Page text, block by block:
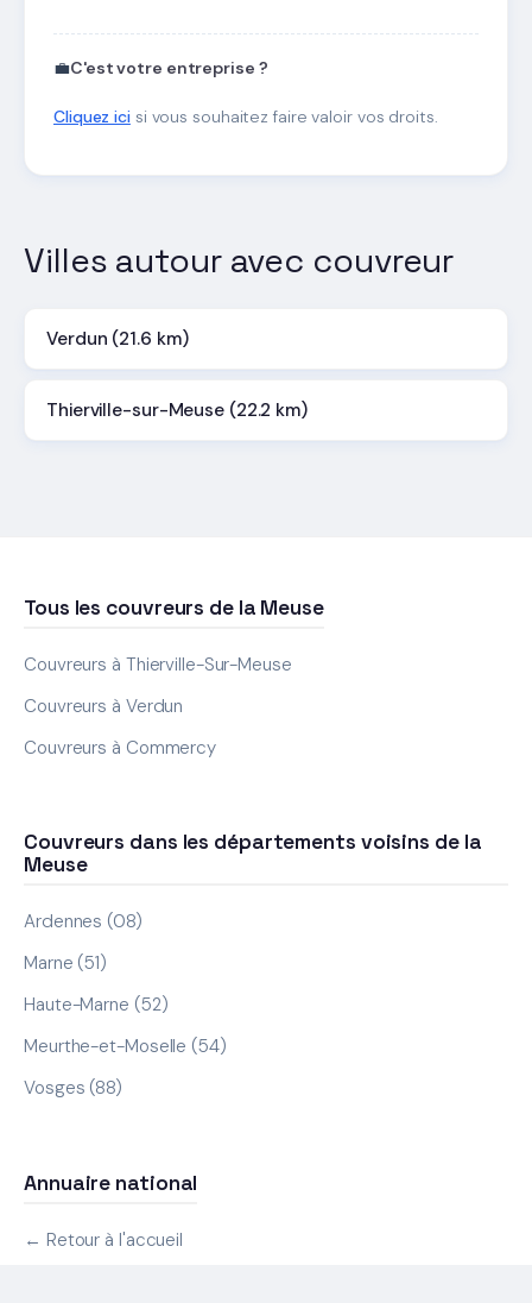
💼C'est votre entreprise ?
Cliquez icisi vous souhaitez faire valoir vos droits.
Villes autour avec couvreur
Verdun (21.6 km)
Thierville-sur-Meuse (22.2 km)
Tous les couvreurs de la Meuse
Couvreurs à Thierville-Sur-Meuse
Couvreurs à Verdun
Couvreurs à Commercy
Couvreurs dans les départements voisins de la
Meuse
Ardennes (08)
Marne (51)
Haute-Marne (52)
Meurthe-et-Moselle (54)
Vosges (88)
Annuaire national
← Retour à l'accueil